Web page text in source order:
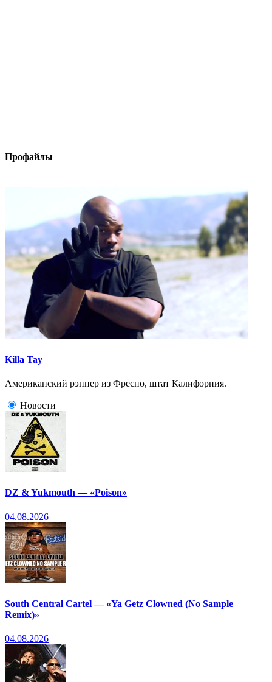
Профайлы
Killa Tay
Американский рэппер из Фресно, штат Калифорния.
Новости
DZ & Yukmouth — «Poison»
04.08.2026
South Central Cartel — «Ya Getz Clowned (No Sample
Remix)»
04.08.2026